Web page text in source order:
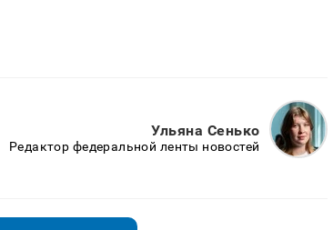
Ульяна Сенько
Редактор федеральной ленты новостей